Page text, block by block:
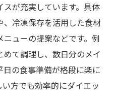
が充実しています。具体
冷凍保存を活用した食材
ューの提案などです。例
て調理し、数日分のメイ
の食事準備が格段に楽に
方でも効率的にダイエッ